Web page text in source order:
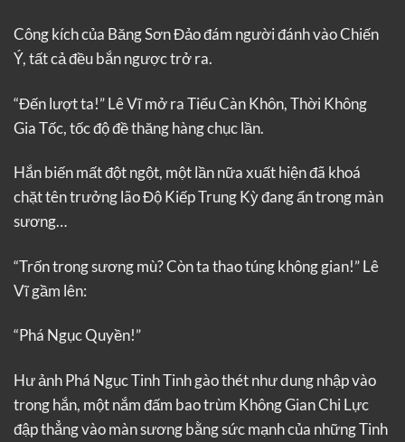
Công kích của Băng Sơn Đảo đám người đánh vào Chiến
Ý, tất cả đều bắn ngược trở ra.
“Đến lượt ta!” Lê Vĩ mở ra Tiểu Càn Khôn, Thời Không
Gia Tốc, tốc độ đề thăng hàng chục lần.
Hắn biến mất đột ngột, một lần nữa xuất hiện đã khoá
chặt tên trưởng lão Độ Kiếp Trung Kỳ đang ẩn trong màn
sương…
“Trốn trong sương mù? Còn ta thao túng không gian!” Lê
Vĩ gầm lên:
“Phá Ngục Quyền!”
Hư ảnh Phá Ngục Tinh Tinh gào thét như dung nhập vào
trong hắn, một nắm đấm bao trùm Không Gian Chi Lực
đập thẳng vào màn sương bằng sức mạnh của những Tinh